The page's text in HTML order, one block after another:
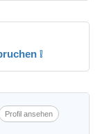
❕
Profil ansehen